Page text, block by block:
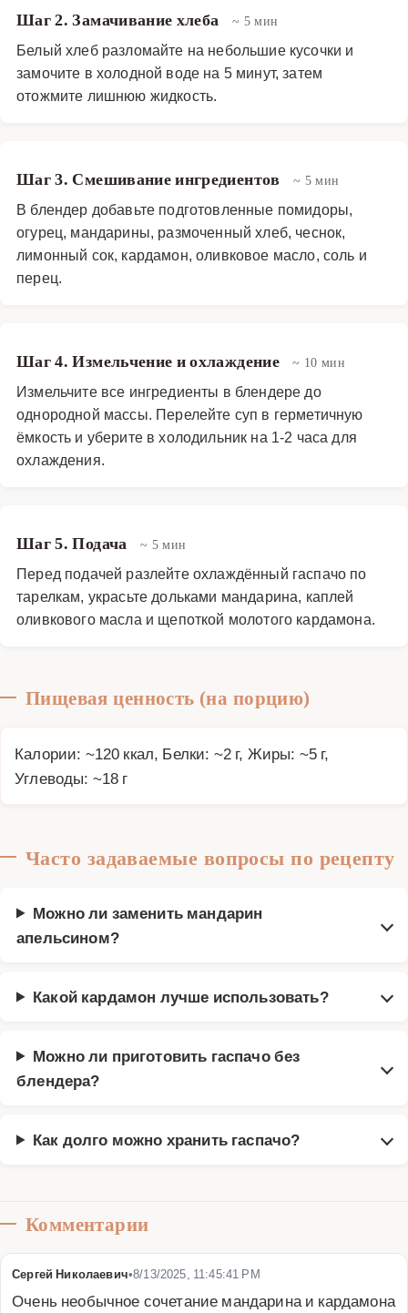
Шаг 2. Замачивание хлеба ~ 5 мин
Белый хлеб разломайте на небольшие кусочки и
замочите в холодной воде на 5 минут, затем
отожмите лишнюю жидкость.
Шаг 3. Смешивание ингредиентов ~ 5 мин
В блендер добавьте подготовленные помидоры,
огурец, мандарины, размоченный хлеб, чеснок,
лимонный сок, кардамон, оливковое масло, соль и
перец.
Шаг 4. Измельчение и охлаждение ~ 10 мин
Измельчите все ингредиенты в блендере до
однородной массы. Перелейте суп в герметичную
ёмкость и уберите в холодильник на 1-2 часа для
охлаждения.
Шаг 5. Подача ~ 5 мин
Перед подачей разлейте охлаждённый гаспачо по
тарелкам, украсьте дольками мандарина, каплей
оливкового масла и щепоткой молотого кардамона.
Пищевая ценность (на порцию)
Калории: ~120 ккал, Белки: ~2 г, Жиры: ~5 г,
Углеводы: ~18 г
Часто задаваемые вопросы по рецепту
Можно ли заменить мандарин
апельсином?
Какой кардамон лучше использовать?
Можно ли приготовить гаспачо без
блендера?
Как долго можно хранить гаспачо?
Комментарии
Сергей Николаевич•8/13/2025, 11:45:41 PM
Очень необычное сочетание мандарина и кардамона